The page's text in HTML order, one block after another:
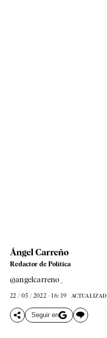
Ángel Carreño
Redactor de Política
@angelcarreno_
22 / 05 / 2022 - 16: 19
Seguir en